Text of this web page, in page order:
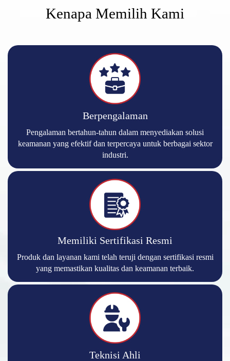
Kenapa Memilih Kami
Berpengalaman
Pengalaman bertahun-tahun dalam menyediakan solusi
keamanan yang efektif dan terpercaya untuk berbagai sektor
industri.
Memiliki Sertifikasi Resmi
Produk dan layanan kami telah teruji dengan sertifikasi resmi
yang memastikan kualitas dan keamanan terbaik.
Teknisi Ahli